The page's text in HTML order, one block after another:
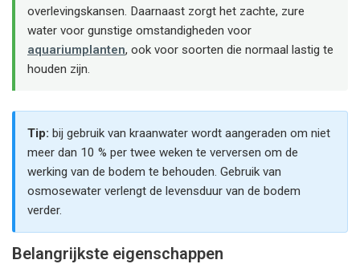
overlevingskansen. Daarnaast zorgt het zachte, zure
water voor gunstige omstandigheden voor
aquariumplanten, ook voor soorten die normaal lastig te
houden zijn.
Tip: bij gebruik van kraanwater wordt aangeraden om niet
meer dan 10 % per twee weken te verversen om de
werking van de bodem te behouden. Gebruik van
osmosewater verlengt de levensduur van de bodem
verder.
Belangrijkste eigenschappen